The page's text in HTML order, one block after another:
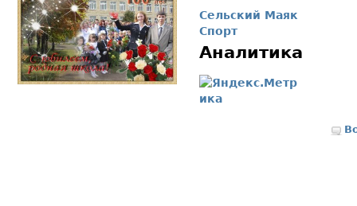
Сельский Маяк
Спорт
Аналитика